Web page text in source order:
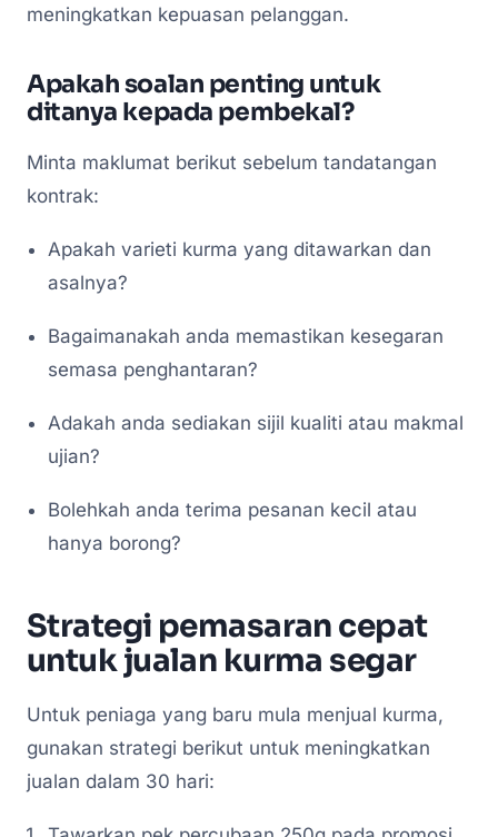
meningkatkan kepuasan pelanggan.
Apakah soalan penting untuk
ditanya kepada pembekal?
Minta maklumat berikut sebelum tandatangan
kontrak:
Apakah varieti kurma yang ditawarkan dan
asalnya?
Bagaimanakah anda memastikan kesegaran
semasa penghantaran?
Adakah anda sediakan sijil kualiti atau makmal
ujian?
Bolehkah anda terima pesanan kecil atau
hanya borong?
Strategi pemasaran cepat
untuk jualan kurma segar
Untuk peniaga yang baru mula menjual kurma,
gunakan strategi berikut untuk meningkatkan
jualan dalam 30 hari: